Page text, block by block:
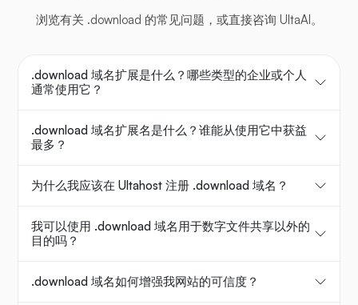
浏览有关 .download 的常见问题，或直接咨询 UltaAI。
.download 域名扩展是什么？哪些类型的企业或个人
通常使用它？
.download 域名扩展名是什么？谁能从使用它中获益
最多？
为什么我应该在 Ultahost 注册 .download 域名？
我可以使用 .download 域名用于数字文件共享以外的
目的吗？
.download 域名如何增强我网站的可信度？